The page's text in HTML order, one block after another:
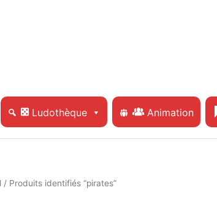
Ludothèque Animation
/ Produits identifiés “pirates”